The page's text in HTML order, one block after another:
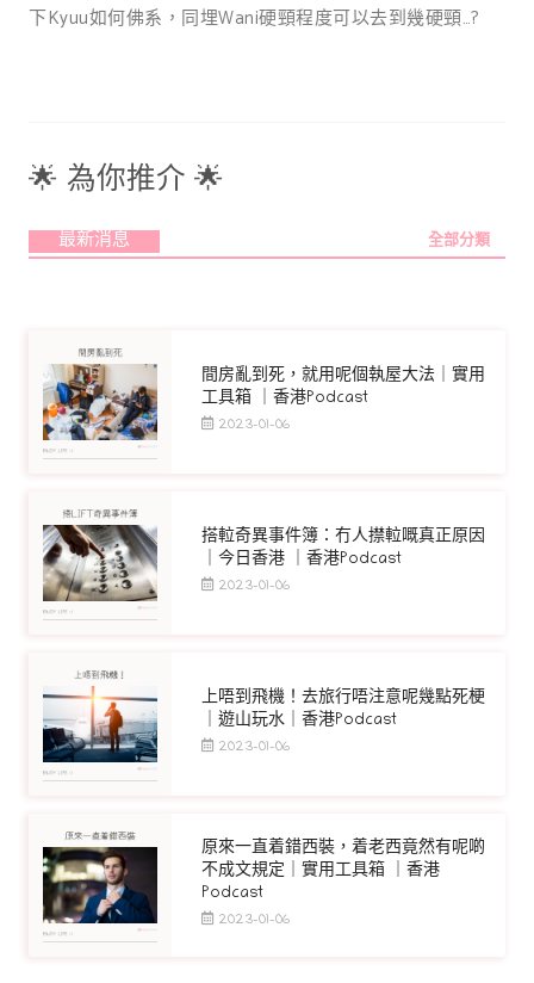
下Kyuu如何佛系，同埋Wani硬頸程度可以去到幾硬頸…?
🌟 為你推介 🌟
最新消息 全部分類
間房亂到死，就用呢個執屋大法｜實用
工具箱 ｜香港Podcast
2023-01-06
搭𨋢奇異事件簿：冇人㩒𨋢嘅真正原因
｜今日香港 ｜香港Podcast
2023-01-06
上唔到飛機！去旅行唔注意呢幾點死梗
｜遊山玩水｜香港Podcast
2023-01-06
原來一直着錯西裝，着老西竟然有呢啲
不成文規定｜實用工具箱 ｜香港
Podcast
2023-01-06